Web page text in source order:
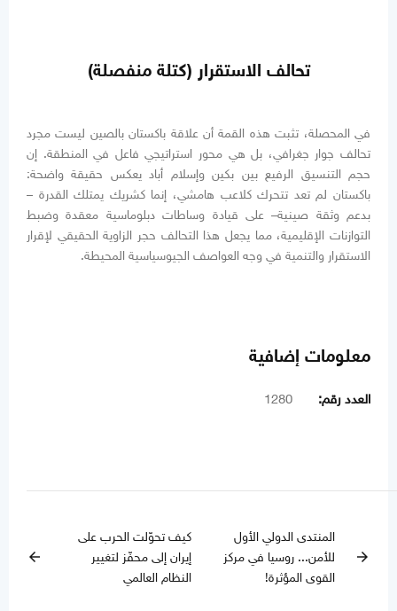
تحالف الاستقرار (كتلة منفصلة)
في المحصلة، تثبت هذه القمة أن علاقة باكستان بالصين ليست مجرد
تحالف جوار جغرافي، بل هي محور استراتيجي فاعل في المنطقة. إن
حجم التنسيق الرفيع بين بكين وإسلام أباد يعكس حقيقة واضحة:
باكستان لم تعد تتحرك كلاعب هامشي، إنما كشريك يمتلك القدرة –
بدعم وثقة صينية– على قيادة وساطات دبلوماسية معقدة وضبط
التوازنات الإقليمية، مما يجعل هذا التحالف حجر الزاوية الحقيقي لإقرار
الاستقرار والتنمية في وجه العواصف الجيوسياسية المحيطة.
معلومات إضافية
العدد رقم: 1280
arrow_forward
المنتدى الدولي الأول
للأمن... روسيا في مركز
القوى المؤثرة!
كيف تحوّلت الحرب على
إيران إلى محفّز لتغيير
النظام العالمي
arrow_back